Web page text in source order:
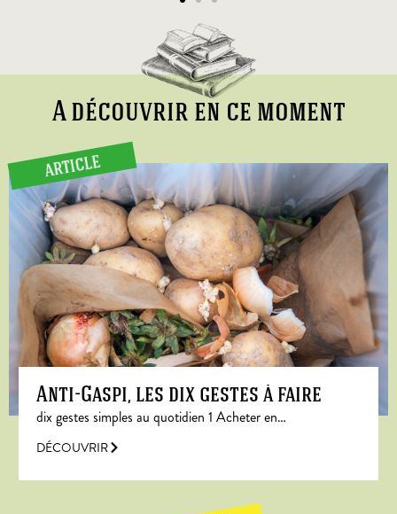
A découvrir en ce moment
ARTICLE
Anti-Gaspi, les dix gestes à faire
dix gestes simples au quotidien 1 Acheter en…
DÉCOUVRIR